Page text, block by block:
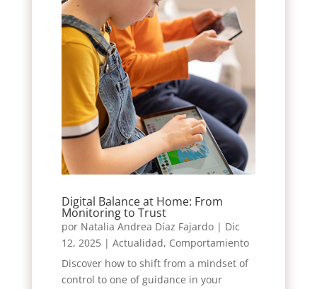
Digital Balance at Home: From
Monitoring to Trust
por Natalia Andrea Díaz Fajardo| Dic
12, 2025| Actualidad, Comportamiento
Discover how to shift from a mindset of
control to one of guidance in your